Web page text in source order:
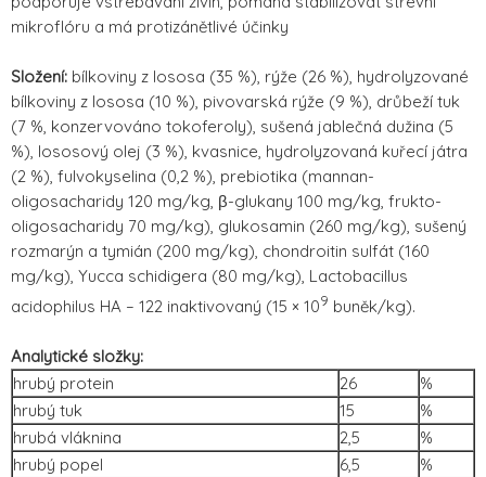
mikroflóru a má protizánětlivé účinky
Složení: bílkoviny z lososa (35 %), rýže (26 %), hydrolyzované
bílkoviny z lososa (10 %), pivovarská rýže (9 %), drůbeží tuk
(7 %, konzervováno tokoferoly), sušená jablečná dužina (5
%), lososový olej (3 %), kvasnice, hydrolyzovaná kuřecí játra
(2 %), fulvokyselina (0,2 %), prebiotika (mannan-
oligosacharidy 120 mg/kg, β-glukany 100 mg/kg, frukto-
oligosacharidy 70 mg/kg), glukosamin (260 mg/kg), sušený
rozmarýn a tymián (200 mg/kg), chondroitin sulfát (160
mg/kg), Yucca schidigera (80 mg/kg), Lactobacillus
acidophilus HA – 122 inaktivovaný (15 × 109 buněk/kg).
Analytické složky:
hrubý protein
26
%
hrubý tuk
15
%
hrubá vláknina
2,5
%
hrubý popel
6,5
%